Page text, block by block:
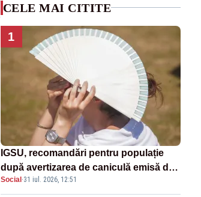
CELE MAI CITITE
1
IGSU, recomandări pentru populație
după avertizarea de caniculă emisă de
meteorologi
Social·31 iul. 2026, 12:51